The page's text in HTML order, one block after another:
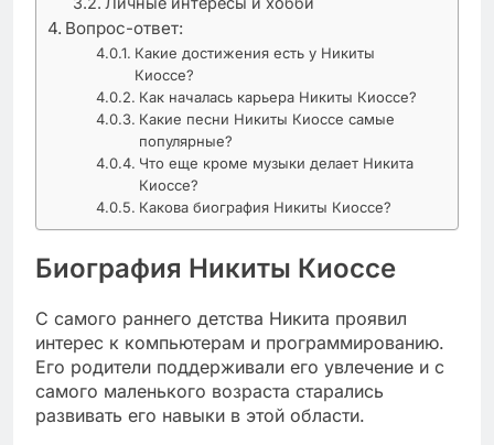
Вопрос-ответ:
Какие достижения есть у Никиты
Киоссе?
Как началась карьера Никиты Киоссе?
Какие песни Никиты Киоссе самые
популярные?
Что еще кроме музыки делает Никита
Киоссе?
Какова биография Никиты Киоссе?
Биография Никиты Киоссе
С самого раннего детства Никита проявил
интерес к компьютерам и программированию.
Его родители поддерживали его увлечение и с
самого маленького возраста старались
развивать его навыки в этой области.